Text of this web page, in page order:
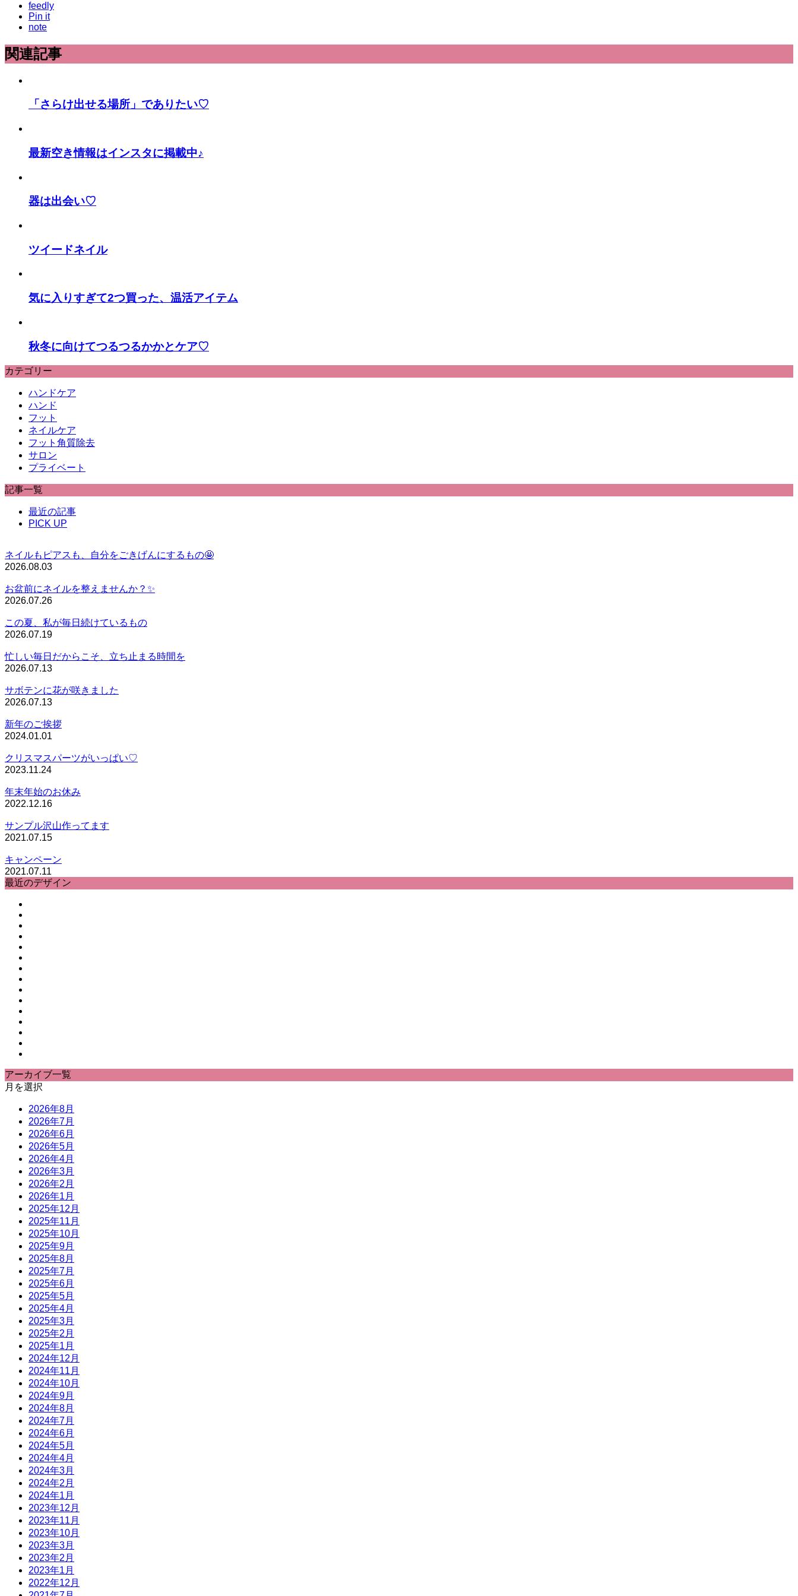
feedly
Pin it
note
関連記事
「さらけ出せる場所」でありたい♡
最新空き情報はインスタに掲載中♪
器は出会い♡
ツイードネイル
気に入りすぎて2つ買った、温活アイテム
秋冬に向けてつるつるかかとケア♡
カテゴリー
ハンドケア
ハンド
フット
ネイルケア
フット角質除去
サロン
プライベート
記事一覧
最近の記事
PICK UP
ネイルもピアスも、自分をごきげんにするもの🤩
2026.08.03
お盆前にネイルを整えませんか？✨
2026.07.26
この夏、私が毎日続けているもの
2026.07.19
忙しい毎日だからこそ、立ち止まる時間を
2026.07.13
サボテンに花が咲きました
2026.07.13
新年のご挨拶
2024.01.01
クリスマスパーツがいっぱい♡
2023.11.24
年末年始のお休み
2022.12.16
サンプル沢山作ってます
2021.07.15
キャンペーン
2021.07.11
最近のデザイン
アーカイブ一覧
月を選択
2026年8月
2026年7月
2026年6月
2026年5月
2026年4月
2026年3月
2026年2月
2026年1月
2025年12月
2025年11月
2025年10月
2025年9月
2025年8月
2025年7月
2025年6月
2025年5月
2025年4月
2025年3月
2025年2月
2025年1月
2024年12月
2024年11月
2024年10月
2024年9月
2024年8月
2024年7月
2024年6月
2024年5月
2024年4月
2024年3月
2024年2月
2024年1月
2023年12月
2023年11月
2023年10月
2023年3月
2023年2月
2023年1月
2022年12月